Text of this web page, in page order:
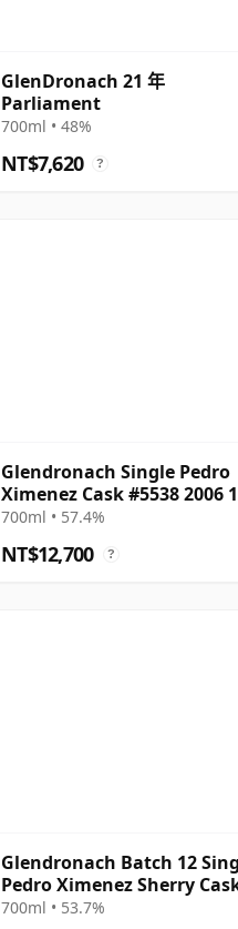
GlenDronach 21 年
Parliament
700ml • 48%
NT$7,620 ?
Glendronach Single Pedro
Ximenez Cask #5538 2006
年
700ml • 57.4%
NT$12,700 ?
Glendronach Batch 12
Pedro Ximenez Sherry
#934 2003 12 年
700ml • 53.7%